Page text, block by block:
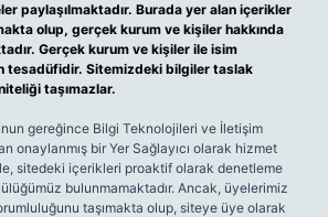
paylaşılmaktadır. Burada yer alan içerikler
olup, gerçek kurum ve kişiler hakkında
Gerçek kurum ve kişiler ile isim
tesadüfidir. Sitemizdeki bilgiler taslak
taşımazlar.
gereğince Bilgi Teknolojileri ve İletişim
onaylanmış bir Yer Sağlayıcı olarak hizmet
sitedeki içerikleri proaktif olarak denetleme
bulunmamaktadır. Ancak, üyelerimiz
taşımakta olup, siteye üye olarak